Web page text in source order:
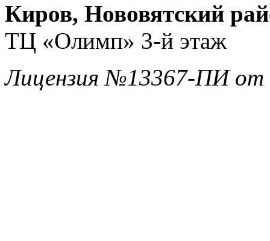
Киров, Нововятский
ТЦ «Олимп» 3-й этаж
Лицензия №13367-ПИ от